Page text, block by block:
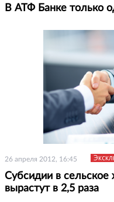
В АТФ Банке только
26 апреля 2012, 16:45
Субсидии в сельское
вырастут в 2,5 раза